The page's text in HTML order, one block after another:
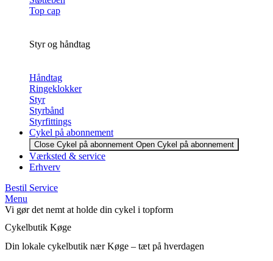
Top cap
Styr og håndtag
Håndtag
Ringeklokker
Styr
Styrbånd
Styrfittings
Cykel på abonnement
Close Cykel på abonnement Open Cykel på abonnement
Værksted & service
Erhverv
Bestil Service
Menu
Vi gør det nemt at holde din cykel i topform
Cykelbutik Køge
Din lokale cykelbutik nær Køge – tæt på hverdagen